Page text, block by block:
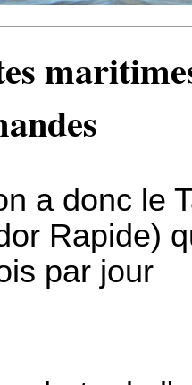
a donc le
Rapide)
par jour